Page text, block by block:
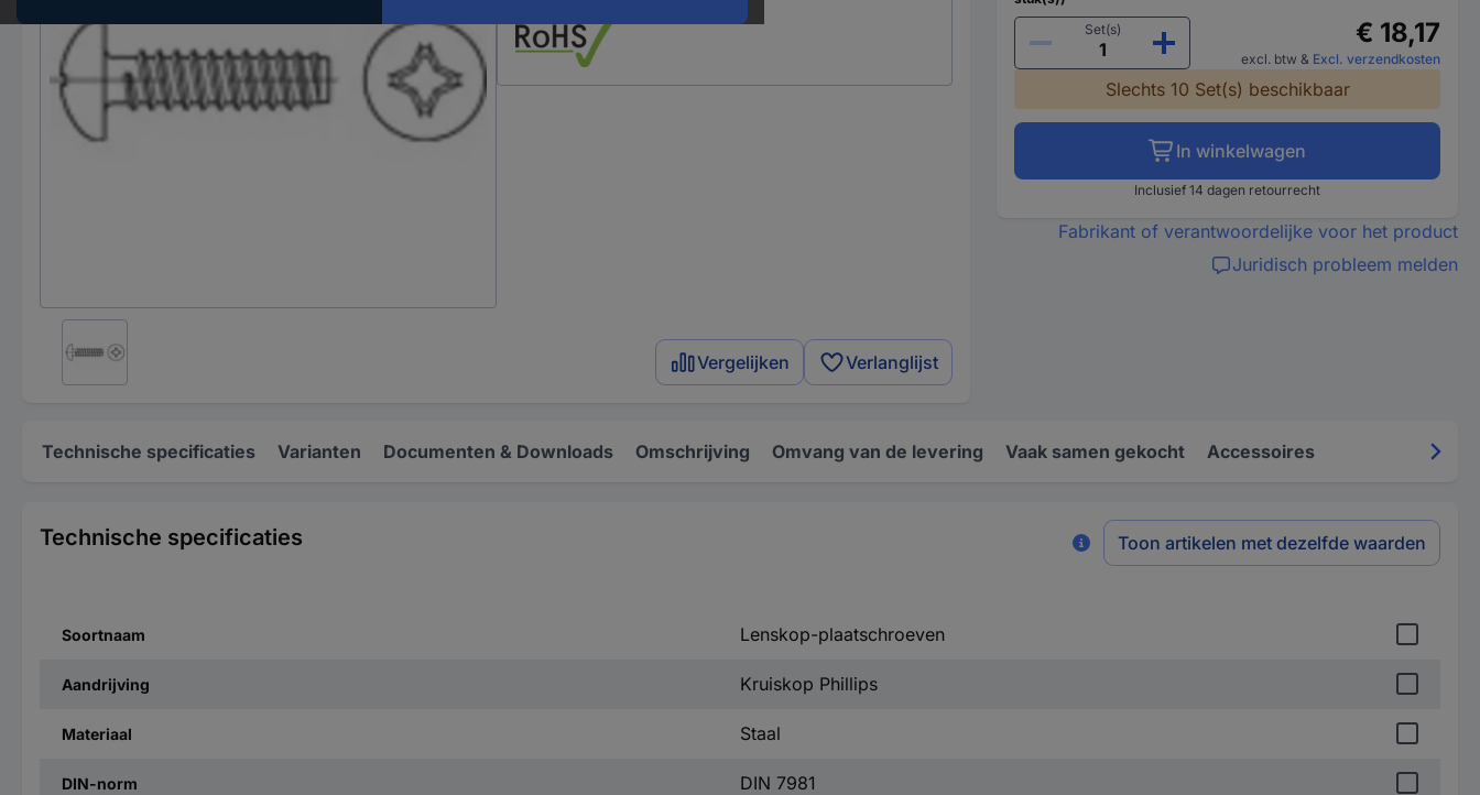
Vergelijken Verlanglijst
Set(s)
€ 18,17
excl. btw & Excl. verzendkosten
Slechts 10 Set(s) beschikbaar
In winkelwagen
Inclusief 14 dagen retourrecht
Fabrikant of verantwoordelijke voor het product
Juridisch probleem melden
Technische specificaties Varianten Documenten & Downloads Omschrijving Omvang van de levering Vaak samen gekocht Accessoires
Technische specificaties Toon artikelen met dezelfde waarden
Soortnaam Lenskop-plaatschroeven
Aandrijving Kruiskop Phillips
Materiaal Staal
DIN-norm DIN 7981